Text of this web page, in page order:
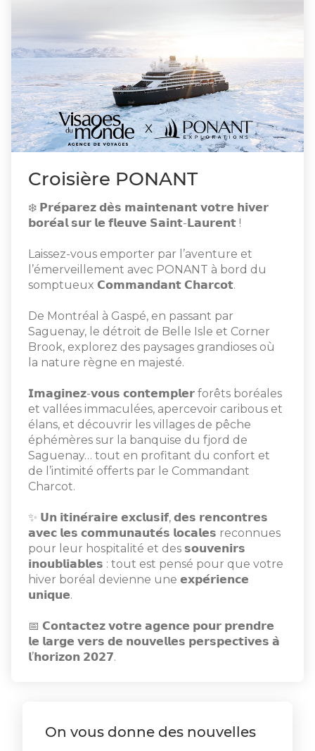
Croisière PONANT
❄️ 𝗣𝗿𝗲́𝗽𝗮𝗿𝗲𝘇 𝗱𝗲̀𝘀 𝗺𝗮𝗶𝗻𝘁𝗲𝗻𝗮𝗻𝘁 𝘃𝗼𝘁𝗿𝗲 𝗵𝗶𝘃𝗲𝗿
𝗯𝗼𝗿𝗲́𝗮𝗹 𝘀𝘂𝗿 𝗹𝗲 𝗳𝗹𝗲𝘂𝘃𝗲 𝗦𝗮𝗶𝗻𝘁-𝗟𝗮𝘂𝗿𝗲𝗻𝘁 !
Laissez-vous emporter par l’aventure et
l’émerveillement avec PONANT à bord du
somptueux 𝗖𝗼𝗺𝗺𝗮𝗻𝗱𝗮𝗻𝘁 𝗖𝗵𝗮𝗿𝗰𝗼𝘁.
De Montréal à Gaspé, en passant par
Saguenay, le détroit de Belle Isle et Corner
Brook, explorez des paysages grandioses où
la nature règne en majesté.
𝗜𝗺𝗮𝗴𝗶𝗻𝗲𝘇-𝘃𝗼𝘂𝘀 𝗰𝗼𝗻𝘁𝗲𝗺𝗽𝗹𝗲𝗿 forêts boréales
et vallées immaculées, apercevoir caribous et
élans, et découvrir les villages de pêche
éphémères sur la banquise du fjord de
Saguenay… tout en profitant du confort et
de l’intimité offerts par le Commandant
Charcot.
✨ 𝗨𝗻 𝗶𝘁𝗶𝗻𝗲́𝗿𝗮𝗶𝗿𝗲 𝗲𝘅𝗰𝗹𝘂𝘀𝗶𝗳, 𝗱𝗲𝘀 𝗿𝗲𝗻𝗰𝗼𝗻𝘁𝗿𝗲𝘀
𝗮𝘃𝗲𝗰 𝗹𝗲𝘀 𝗰𝗼𝗺𝗺𝘂𝗻𝗮𝘂𝘁𝗲́𝘀 𝗹𝗼𝗰𝗮𝗹𝗲𝘀 reconnues
pour leur hospitalité et des 𝘀𝗼𝘂𝘃𝗲𝗻𝗶𝗿𝘀
𝗶𝗻𝗼𝘂𝗯𝗹𝗶𝗮𝗯𝗹𝗲𝘀 : tout est pensé pour que votre
hiver boréal devienne une 𝗲𝘅𝗽𝗲́𝗿𝗶𝗲𝗻𝗰𝗲
𝘂𝗻𝗶𝗾𝘂𝗲.
📅 𝗖𝗼𝗻𝘁𝗮𝗰𝘁𝗲𝘇 𝘃𝗼𝘁𝗿𝗲 𝗮𝗴𝗲𝗻𝗰𝗲 𝗽𝗼𝘂𝗿 𝗽𝗿𝗲𝗻𝗱𝗿𝗲
𝗹𝗲 𝗹𝗮𝗿𝗴𝗲 𝘃𝗲𝗿𝘀 𝗱𝗲 𝗻𝗼𝘂𝘃𝗲𝗹𝗹𝗲𝘀 𝗽𝗲𝗿𝘀𝗽𝗲𝗰𝘁𝗶𝘃𝗲𝘀 𝗮̀
𝗹’𝗵𝗼𝗿𝗶𝘇𝗼𝗻 𝟮𝟬𝟮𝟳.
On vous donne des nouvelles